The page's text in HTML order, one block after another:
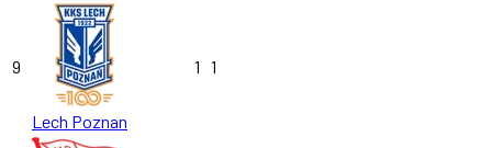
9
Lech Poznan
1 1